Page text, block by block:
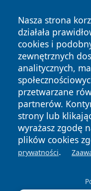
Nasza strona
działała
cookies i
zewnętrznych
analitycznych,
przetwarzane
partnerów.
strony lub
wyrażasz zgodę
plików cookies
prywatności.
Copyright © 2026
zastrzeżone.
News Autorzy